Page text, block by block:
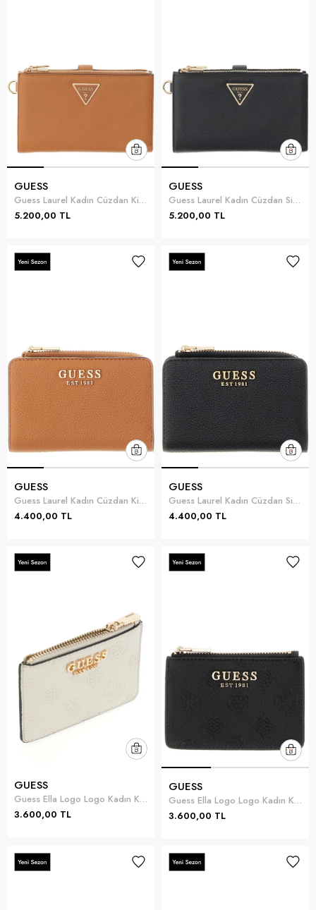
GUESS
Guess Laurel Kadın Cüzdan Kiremit
5.200,00 TL
GUESS
Guess Laurel Kadın Cüzdan Siyah
5.200,00 TL
GUESS
Guess Laurel Kadın Cüzdan Kiremit
4.400,00 TL
GUESS
Guess Laurel Kadın Cüzdan Siyah
4.400,00 TL
GUESS
Guess Ella Logo Logo Kadın Kartlık Taş Rengi
3.600,00 TL
GUESS
Guess Ella Logo Logo Kadın Kartlık Siyah
3.600,00 TL